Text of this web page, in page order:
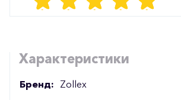
Характеристики
Бренд: Zollex